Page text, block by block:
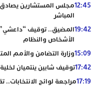
12:45مجلس المستشارين
المباشر
19:42المضيق.. توقيف
الأشخاص والنظام
15:09وزارة التضامن والأمم
17:42توقيف شابين ينتميان
17:19مراجعة لوائح